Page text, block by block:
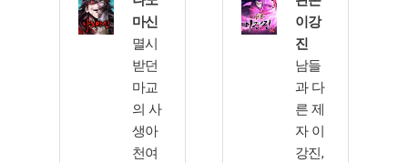
마신
멸시
받던
마교
의 사
생아
천여
이강
진
남들
과 다
른 제
자 이
강진,